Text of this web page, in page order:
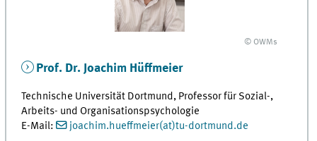
© OWMs
Prof. Dr. Joachim Hüffmeier
Technische Universität Dortmund, Professor für Sozial-,
Arbeits- und Organisationspsychologie
E-Mail:
joachim.hueffmeier(at)tu-dortmund.de